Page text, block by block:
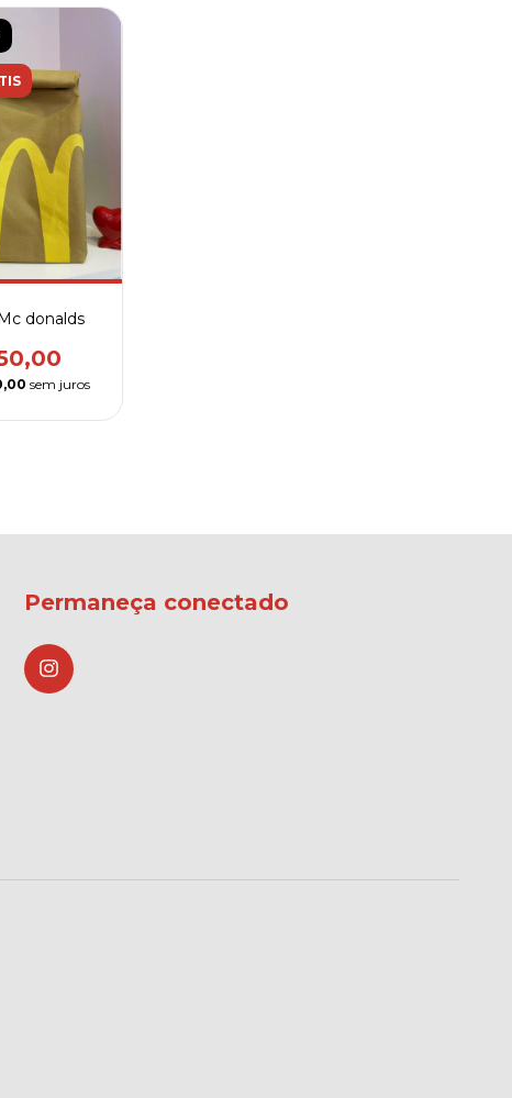
donalds
sem juros
Permaneça conectado